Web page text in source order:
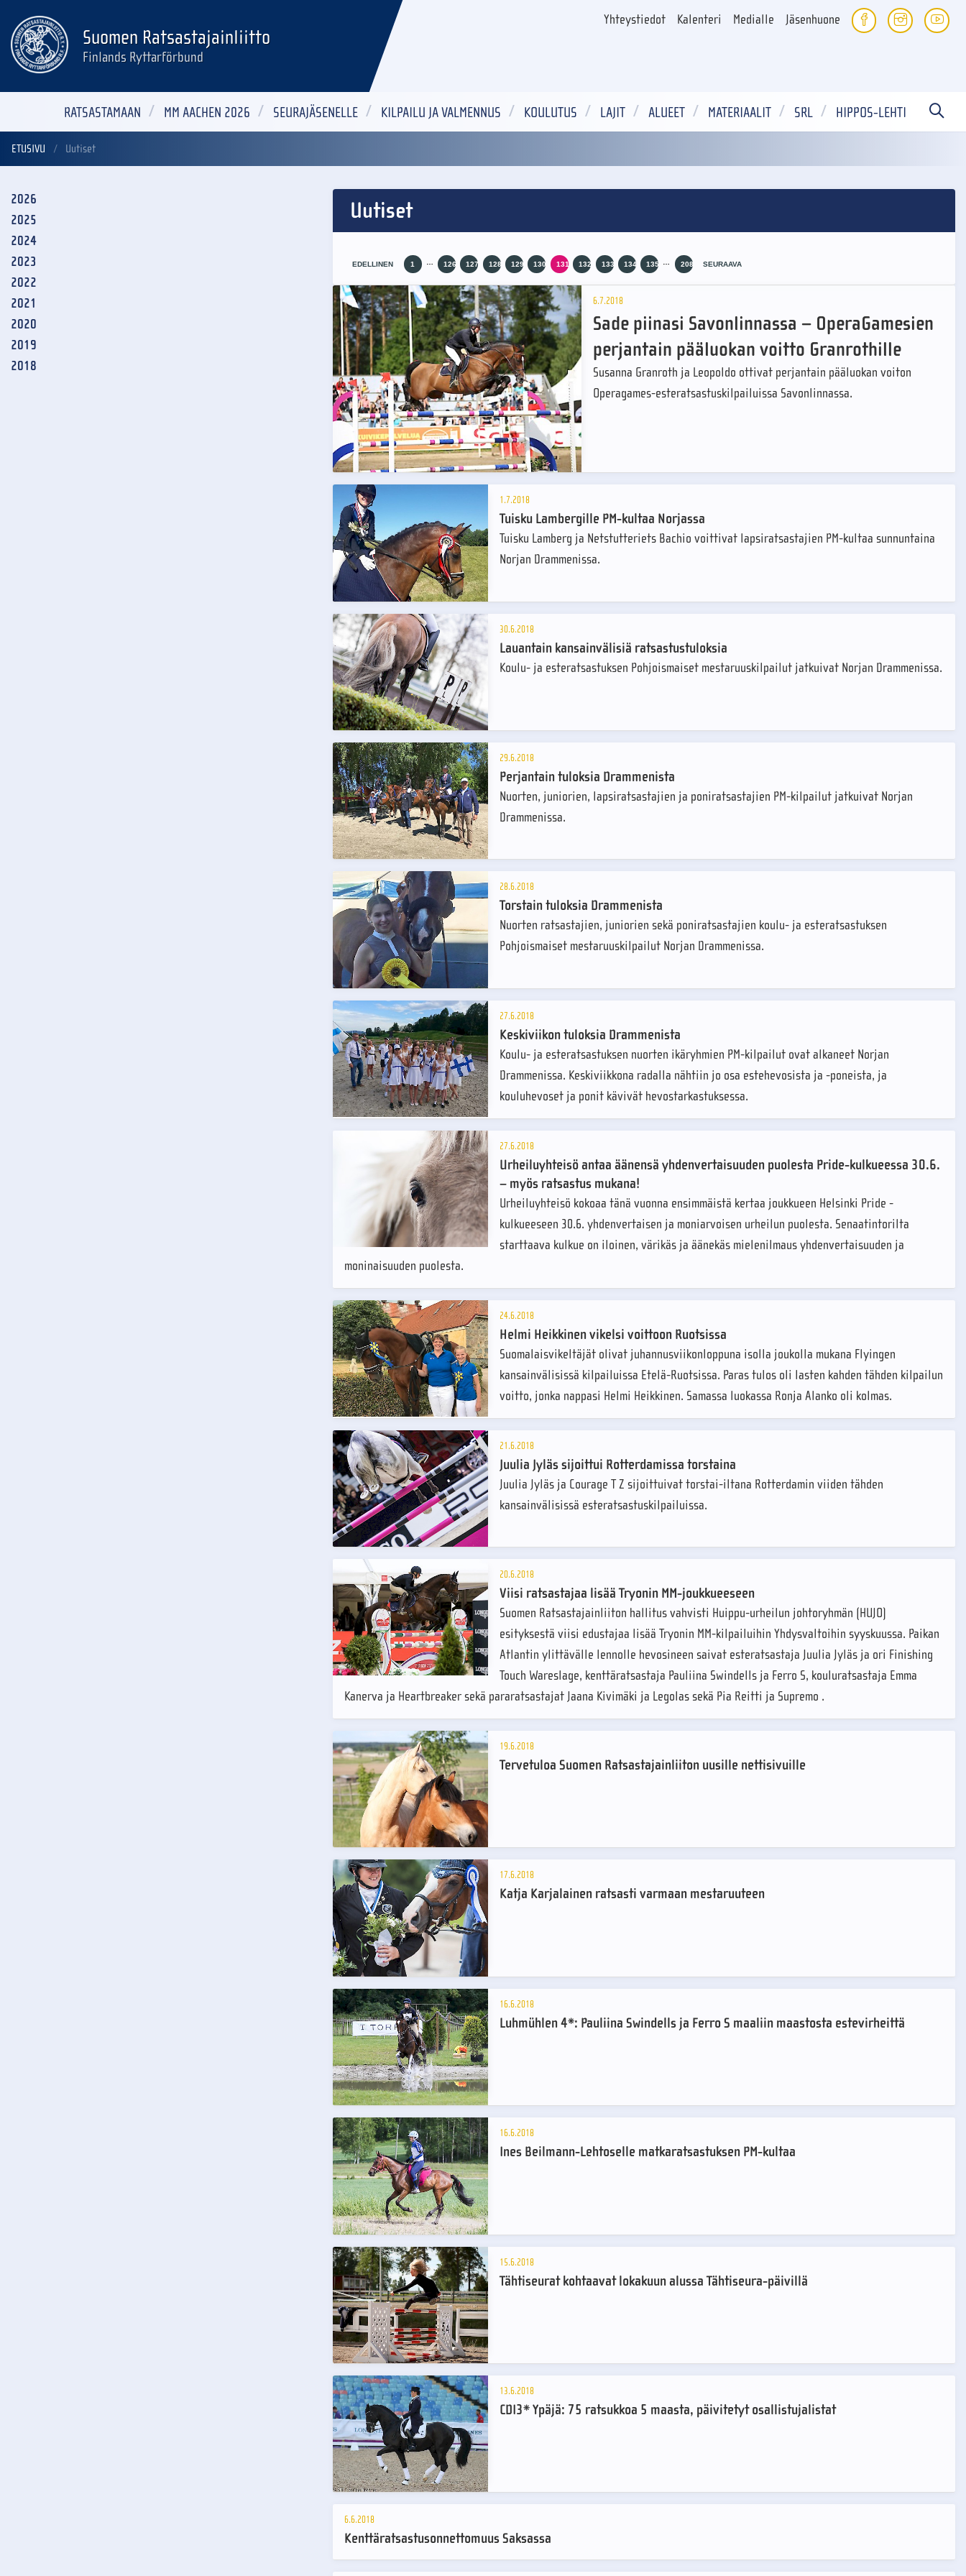
Yhteystiedot Kalenteri Medialle Jäsenhuone
Suomen Ratsastajainliitto
Finlands Ryttarförbund
RATSASTAMAAN MM AACHEN 2026 SEURAJÄSENELLE KILPAILU JA VALMENNUS KOULUTUS LAJIT ALUEET MATERIAALIT SRL HIPPOS-LEHTI
ETUSIVU Uutiset
Uutiset
EDELLINEN 1 … 126 127 128 129 130 131 132 133 134 135 … 208 SEURAAVA
6.7.2018
Sade piinasi Savonlinnassa – OperaGamesien
perjantain pääluokan voitto Granrothille
Susanna Granroth ja Leopoldo ottivat perjantain pääluokan voiton
Operagames-esteratsastuskilpailuissa Savonlinnassa.
1.7.2018
Tuisku Lambergille PM-kultaa Norjassa
Tuisku Lamberg ja Netstutteriets Bachio voittivat lapsiratsastajien PM-kultaa sunnuntaina
Norjan Drammenissa.
30.6.2018
Lauantain kansainvälisiä ratsastustuloksia
Koulu- ja esteratsastuksen Pohjoismaiset mestaruuskilpailut jatkuivat Norjan Drammenissa.
29.6.2018
Perjantain tuloksia Drammenista
Nuorten, juniorien, lapsiratsastajien ja poniratsastajien PM-kilpailut jatkuivat Norjan
Drammenissa.
28.6.2018
Torstain tuloksia Drammenista
Nuorten ratsastajien, juniorien sekä poniratsastajien koulu- ja esteratsastuksen
Pohjoismaiset mestaruuskilpailut Norjan Drammenissa.
27.6.2018
Keskiviikon tuloksia Drammenista
Koulu- ja esteratsastuksen nuorten ikäryhmien PM-kilpailut ovat alkaneet Norjan
Drammenissa. Keskiviikkona radalla nähtiin jo osa estehevosista ja -poneista, ja
kouluhevoset ja ponit kävivät hevostarkastuksessa.
27.6.2018
Urheiluyhteisö antaa äänensä yhdenvertaisuuden puolesta Pride-kulkueessa 30.6.
– myös ratsastus mukana!
Urheiluyhteisö kokoaa tänä vuonna ensimmäistä kertaa joukkueen Helsinki Pride -
kulkueeseen 30.6. yhdenvertaisen ja moniarvoisen urheilun puolesta. Senaatintorilta
starttaava kulkue on iloinen, värikäs ja äänekäs mielenilmaus yhdenvertaisuuden ja
moninaisuuden puolesta.
24.6.2018
Helmi Heikkinen vikelsi voittoon Ruotsissa
Suomalaisvikeltäjät olivat juhannusviikonloppuna isolla joukolla mukana Flyingen
kansainvälisissä kilpailuissa Etelä-Ruotsissa. Paras tulos oli lasten kahden tähden kilpailun
voitto, jonka nappasi Helmi Heikkinen. Samassa luokassa Ronja Alanko oli kolmas.
21.6.2018
Juulia Jyläs sijoittui Rotterdamissa torstaina
Juulia Jyläs ja Courage T Z sijoittuivat torstai-iltana Rotterdamin viiden tähden
kansainvälisissä esteratsastuskilpailuissa.
20.6.2018
Viisi ratsastajaa lisää Tryonin MM-joukkueeseen
Suomen Ratsastajainliiton hallitus vahvisti Huippu-urheilun johtoryhmän (HUJO)
esityksestä viisi edustajaa lisää Tryonin MM-kilpailuihin Yhdysvaltoihin syyskuussa. Paikan
Atlantin ylittävälle lennolle hevosineen saivat esteratsastaja Juulia Jyläs ja ori Finishing
Touch Wareslage, kenttäratsastaja Pauliina Swindells ja Ferro S, kouluratsastaja Emma
Kanerva ja Heartbreaker sekä pararatsastajat Jaana Kivimäki ja Legolas sekä Pia Reitti ja Supremo .
19.6.2018
Tervetuloa Suomen Ratsastajainliiton uusille nettisivuille
17.6.2018
Katja Karjalainen ratsasti varmaan mestaruuteen
16.6.2018
Luhmühlen 4*: Pauliina Swindells ja Ferro S maaliin maastosta estevirheittä
16.6.2018
Ines Beilmann-Lehtoselle matkaratsastuksen PM-kultaa
15.6.2018
Tähtiseurat kohtaavat lokakuun alussa Tähtiseura-päivillä
13.6.2018
CDI3* Ypäjä: 75 ratsukkoa 5 maasta, päivitetyt osallistujalistat
6.6.2018
Kenttäratsastusonnettomuus Saksassa
2026
2025
2024
2023
2022
2021
2020
2019
2018